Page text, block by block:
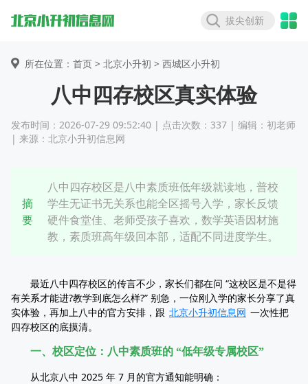
拔尖创新
所在位置：首页 > 北京小升初 > 西城区小升初
八中四存校区真实体验
发布时间：2026-07-29 09:52:40 | 点击次数：337 | 编辑：初老师
| 来源：北京小升初信息网
摘
要
八中四存校区是八中素质班低年级就读地，普校
学生无证书无关系也能全区摇号入学，家长反馈
硬件食堂佳、老师受孩子喜欢，数学英语因材施
教，素质班高年级回本部，适配不同进度学生。
最近八中四存校区的传言不少，家长们都在问 “这校区是不是得
有关系才能进?教学到底怎么样?” 别急，一位刚入学的家长分享了真
实体验，再加上八中的官方安排，跟 北京小升初信息网 一次性把
四存校区的底摸清。
一、校区定位：八中素质班的 “低年级专属校区”
从北京八中 2025 年 7 月的官方通知能明确：